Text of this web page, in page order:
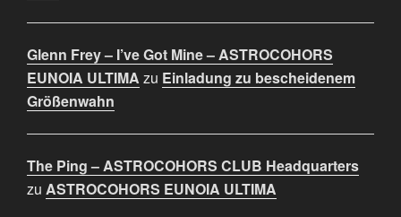
Glenn Frey – I’ve Got Mine – ASTROCOHORS
EUNOIA ULTIMA zu Einladung zu bescheidenem
Größenwahn
The Ping – ASTROCOHORS CLUB Headquarters
zu ASTROCOHORS EUNOIA ULTIMA